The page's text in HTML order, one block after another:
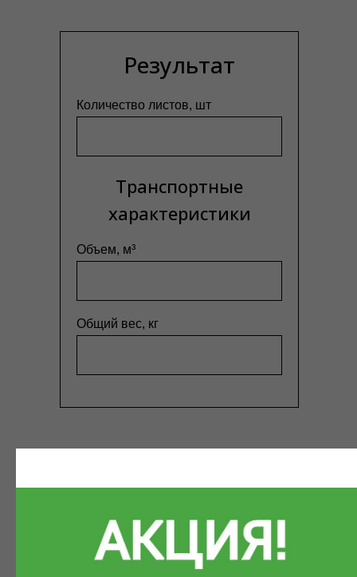
Результат
Количество листов, шт
Транспортные
характеристики
Объем, м³
Общий вес, кг
доставки
Заполните поля формы, и мы свяжемся с Вами